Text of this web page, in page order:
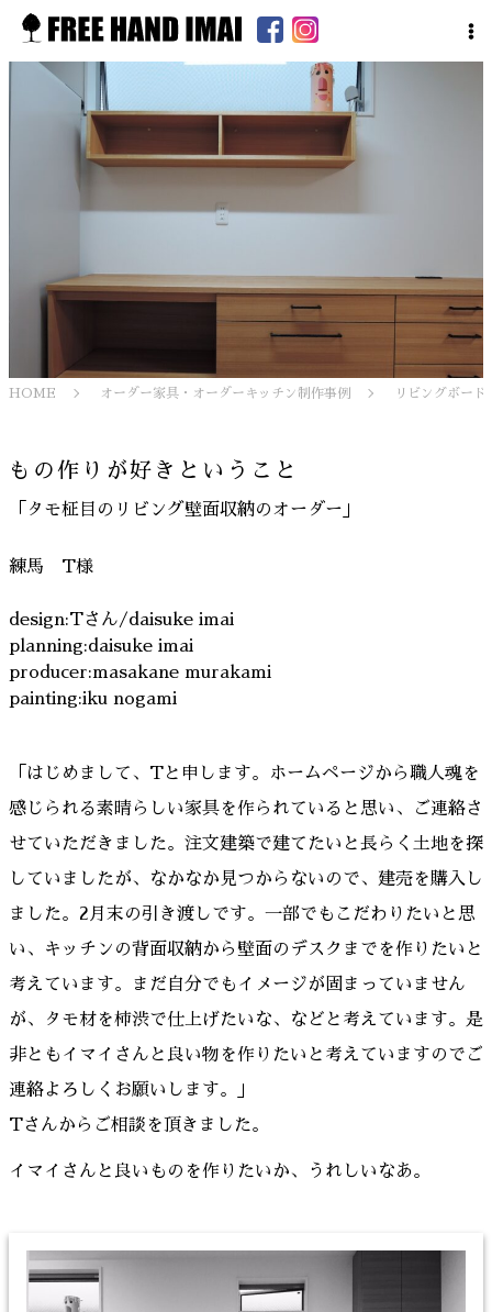
HOME オーダー家具・オーダーキッチン制作事例 リビングボー
もの作りが好きということ
「タモ柾目のリビング壁面収納のオーダー」
練馬 T様
design:Tさん/daisuke imai
planning:daisuke imai
producer:masakane murakami
painting:iku nogami
「はじめまして、Tと申します。ホームページから職人魂を
感じられる素晴らしい家具を作られていると思い、ご連絡さ
せていただきました。注文建築で建てたいと長らく土地を探
していましたが、なかなか見つからないので、建売を購入し
ました。2月末の引き渡しです。一部でもこだわりたいと思
い、キッチンの背面収納から壁面のデスクまでを作りたいと
考えています。まだ自分でもイメージが固まっていません
が、タモ材を柿渋で仕上げたいな、などと考えています。是
非ともイマイさんと良い物を作りたいと考えていますのでご
連絡よろしくお願いします。」
Tさんからご相談を頂きました。
イマイさんと良いものを作りたいか、うれしいなあ。